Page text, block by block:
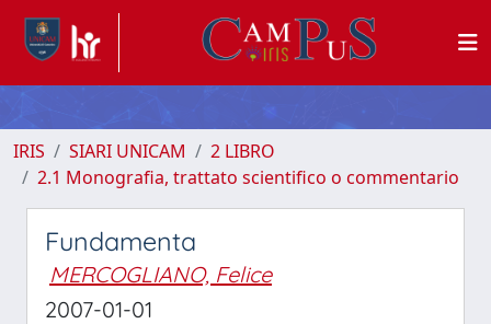
IRIS SIARI UNICAM
2 LIBRO
2.1 Monografia, trattato scientifico o commentario
Fundamenta
MERCOGLIANO, Felice
2007-01-01